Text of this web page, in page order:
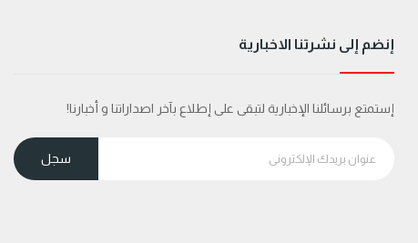
إنضم إلى نشرتنا الاخبارية
إستمتع برسائلنا الإخبارية لتبقى على إطلاع بآخر اصداراتنا و أخبارنا!